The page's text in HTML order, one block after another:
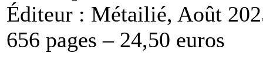
Éditeur : Métailié, Août
656 pages – 24,50 euros